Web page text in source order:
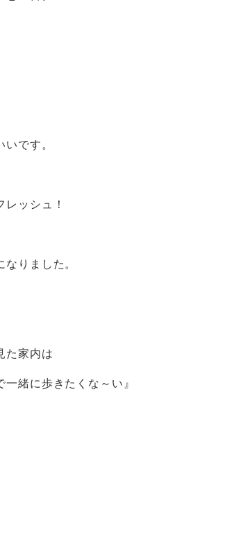
です。
ッシュ！
りました。
た家内は
緒に歩きたくな～い』